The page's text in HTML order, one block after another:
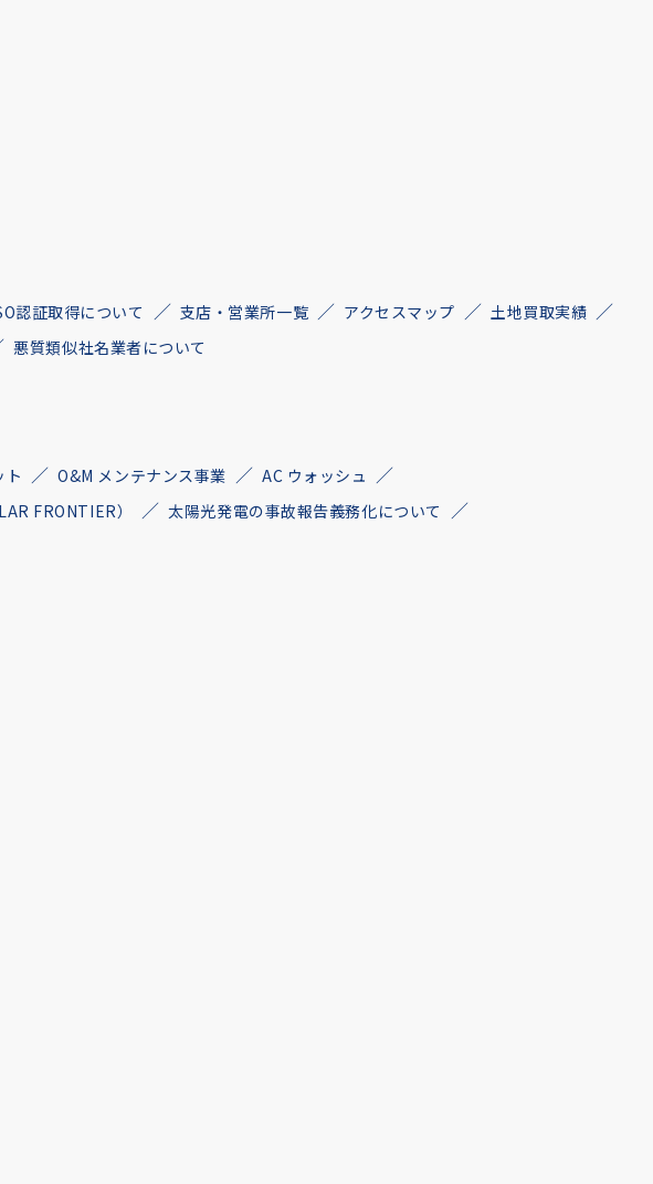
認証取得について 支店・営業所一覧 アクセスマップ
土地買取実績
悪質類似社名業者について
ト O&M メンテナンス事業
AC ウォッシュ
FRONTIER）
太陽光発電の事故報告義務化について